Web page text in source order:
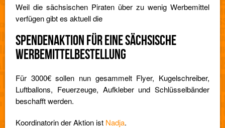
Weil die sächsischen Piraten über zu wenig Werbemittel
verfügen gibt es aktuell die
SPENDENAKTION FÜR EINE SÄCHSISCHE
WERBEMITTELBESTELLUNG
Für 3000€ sollen nun gesammelt Flyer, Kugelschreiber,
Luftballons, Feuerzeuge, Aufkleber und Schlüsselbänder
beschafft werden.
Koordinatorin der Aktion ist Nadja.